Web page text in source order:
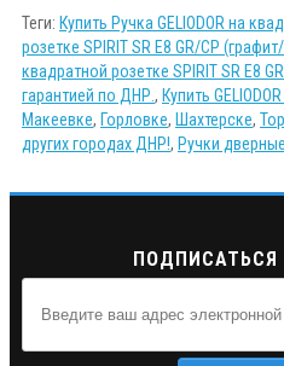
Теги: Купить Ручка GELIODOR на
розетке SPIRIT SR E8 GR/CP
квадратной розетке SPIRIT SR E8
гарантией по ДНР. , Купить
Макеевке, Горловке, Шахтерске,
других городах ДНР!, Ручки дверные